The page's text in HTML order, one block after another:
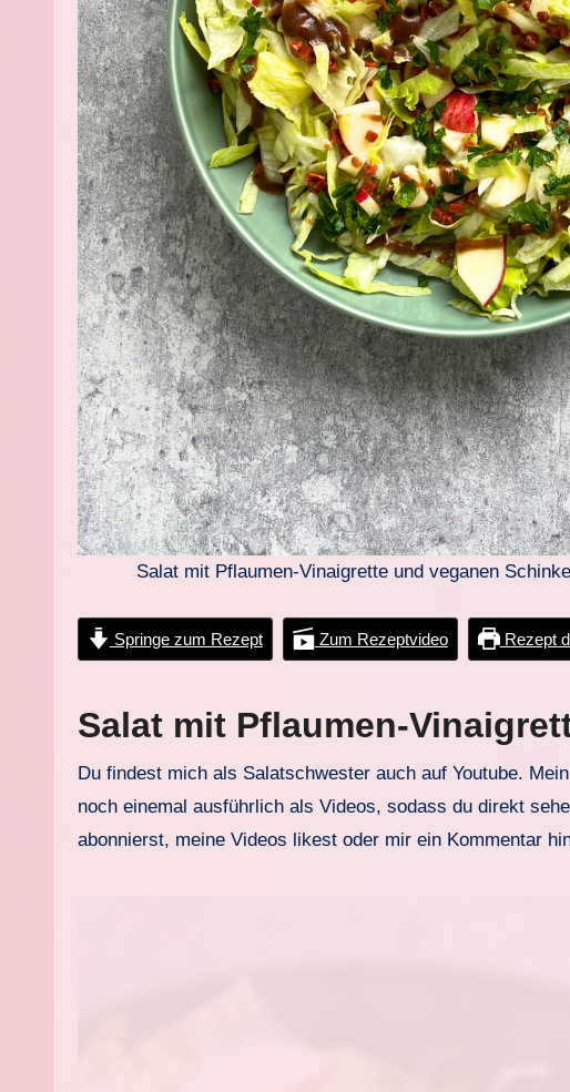
Salat mit Pflaumen-Vinaigrette und veganen
Springe zum Rezept Zum Rezeptvideo Rezept
Salat mit Pflaumen-
Du findest mich als Salatschwester auch auf Youtube.
noch einemal ausführlich als Videos, sodass du direkt
abonnierst, meine Videos likest oder mir ein Kommentar